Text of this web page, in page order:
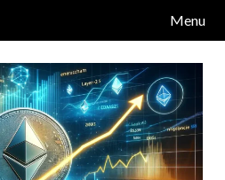
| BLOG TIỀN
CRYPTO
tiền điện tử, tiền mã hoá, công nghệ
blockchain.
Menu